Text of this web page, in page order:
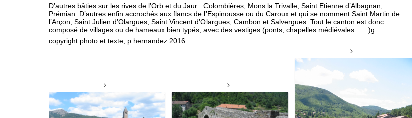
D’autres bâties sur les rives de l’Orb et du Jaur : Colombières, Mons la Trivalle, Saint Etienne d’Albagnan,
Prémian. D’autres enfin accrochés aux flancs de l’Espinousse ou du Caroux et qui se nomment Saint Martin de
l’Arçon, Saint Julien d’Olargues, Saint Vincent d’Olargues, Cambon et Salvergues. Tout le canton est donc
composé de villages ou de hameaux bien typés, avec des vestiges (ponts, chapelles médiévales……)g
copyright photo et texte, p hernandez 2016